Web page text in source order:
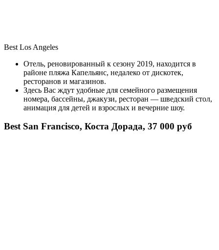
Best Los Angeles
Отель, реновированный к сезону 2019, находится в
районе пляжа Капельянс, недалеко от дискотек,
ресторанов и магазинов.
Здесь Вас ждут удобные для семейного размещения
номера, бассейны, джакузи, ресторан — шведский стол,
анимация для детей и взрослых и вечерние шоу.
Best San Francisco, Коста Дорада, 37 000 руб